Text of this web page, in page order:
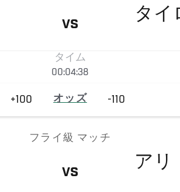
VS タイ
タイム
00:04:38
+100 オッズ -110
フライ級 マッチ
VS アリ